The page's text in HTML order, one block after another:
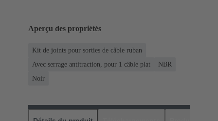
Aperçu des propriétés
Kit de joints pour sorties de câble ruban
Avec serrage antitraction, pour 1 câble plat
NBR
Noir